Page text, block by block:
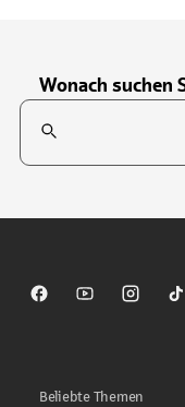
Wonach suchen
Suchfeld
Sparkasse aufSparkasse auf
Beliebte Themen